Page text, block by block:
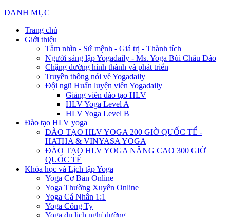
DANH MỤC
Trang chủ
Giới thiệu
Tầm nhìn - Sứ mệnh - Giá trị - Thành tích
Người sáng lập Yogadaily - Ms. Yoga Bùi Châu Đảo
Chặng đường hình thành và phát triển
Truyền thông nói về Yogadaily
Đội ngũ Huấn luyện viên Yogadaily
Giảng viên đào tạo HLV
HLV Yoga Level A
HLV Yoga Level B
Đào tạo HLV yoga
ĐÀO TẠO HLV YOGA 200 GIỜ QUỐC TẾ -
HATHA & VINYASA YOGA
ĐÀO TẠO HLV YOGA NÂNG CAO 300 GIỜ
QUỐC TẾ
Khóa học và Lịch tập Yoga
Yoga Cơ Bản Online
Yoga Thường Xuyên Online
Yoga Cá Nhân 1:1
Yoga Công Ty
Yoga du lịch nghỉ dưỡng